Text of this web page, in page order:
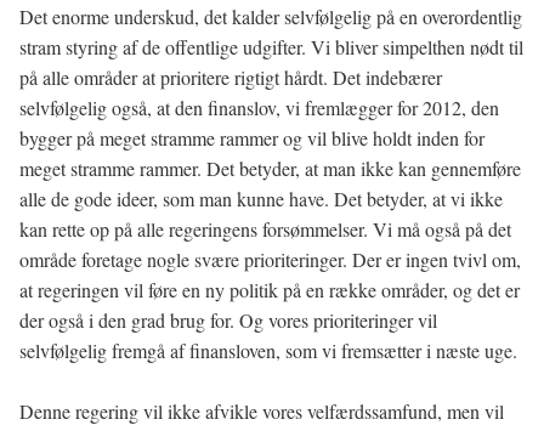
Det enorme underskud, det kalder selvfølgelig på en overordentlig
stram styring af de offentlige udgifter. Vi bliver simpelthen nødt til
på alle områder at prioritere rigtigt hårdt. Det indebærer
selvfølgelig også, at den finanslov, vi fremlægger for 2012, den
bygger på meget stramme rammer og vil blive holdt inden for
meget stramme rammer. Det betyder, at man ikke kan gennemføre
alle de gode ideer, som man kunne have. Det betyder, at vi ikke
kan rette op på alle regeringens forsømmelser. Vi må også på det
område foretage nogle svære prioriteringer. Der er ingen tvivl om,
at regeringen vil føre en ny politik på en række områder, og det er
der også i den grad brug for. Og vores prioriteringer vil
selvfølgelig fremgå af finansloven, som vi fremsætter i næste uge.
Denne regering vil ikke afvikle vores velfærdssamfund, men vil